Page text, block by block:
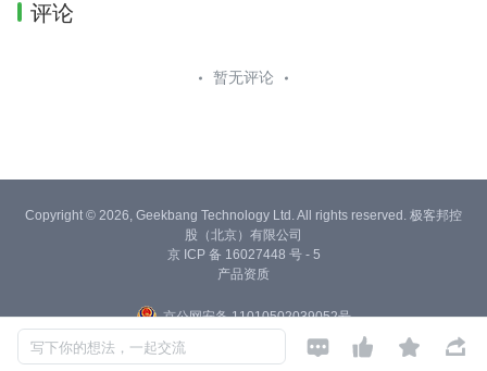
评论
暂无评论
写下你的想法，一起交流    
Copyright © 2026, Geekbang Technology Ltd. All rights reserved. 极客邦控
股（北京）有限公司
京 ICP 备 16027448 号 - 5
产品资质
京公网安备 11010502039052号